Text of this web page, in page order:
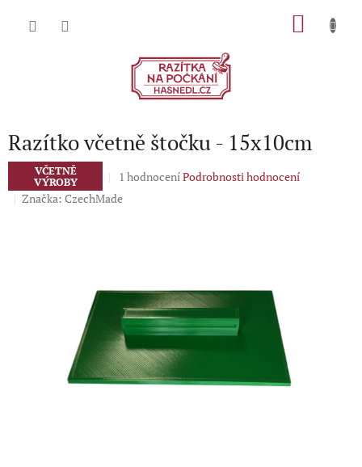
Razítko včetně štočku - 15x10cm
VČETNĚ
VÝROBY
Průměrné
produktu
1 hodnoceníPodrobnosti hodnocení
Značka: CzechMade